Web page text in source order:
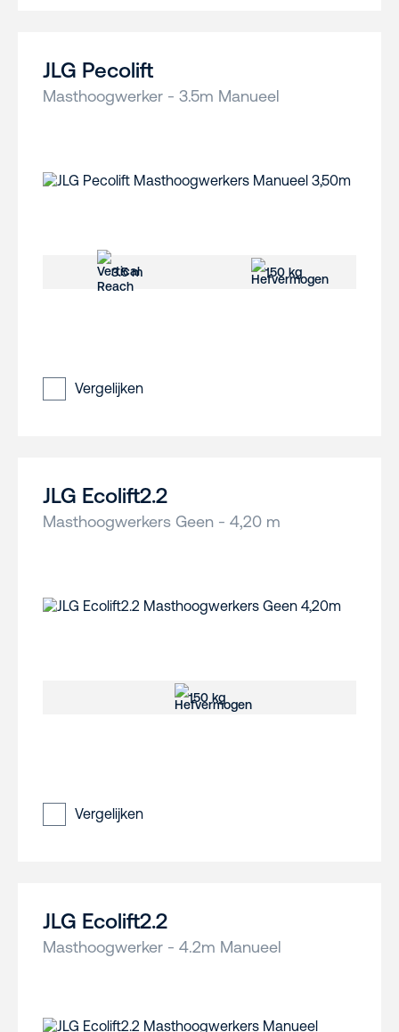
JLG Pecolift
Masthoogwerker - 3.5m Manueel
3.5 m 150 kg
Vergelijken
JLG Ecolift2.2
Masthoogwerkers Geen - 4,20 m
150 kg
Vergelijken
JLG Ecolift2.2
Masthoogwerker - 4.2m Manueel